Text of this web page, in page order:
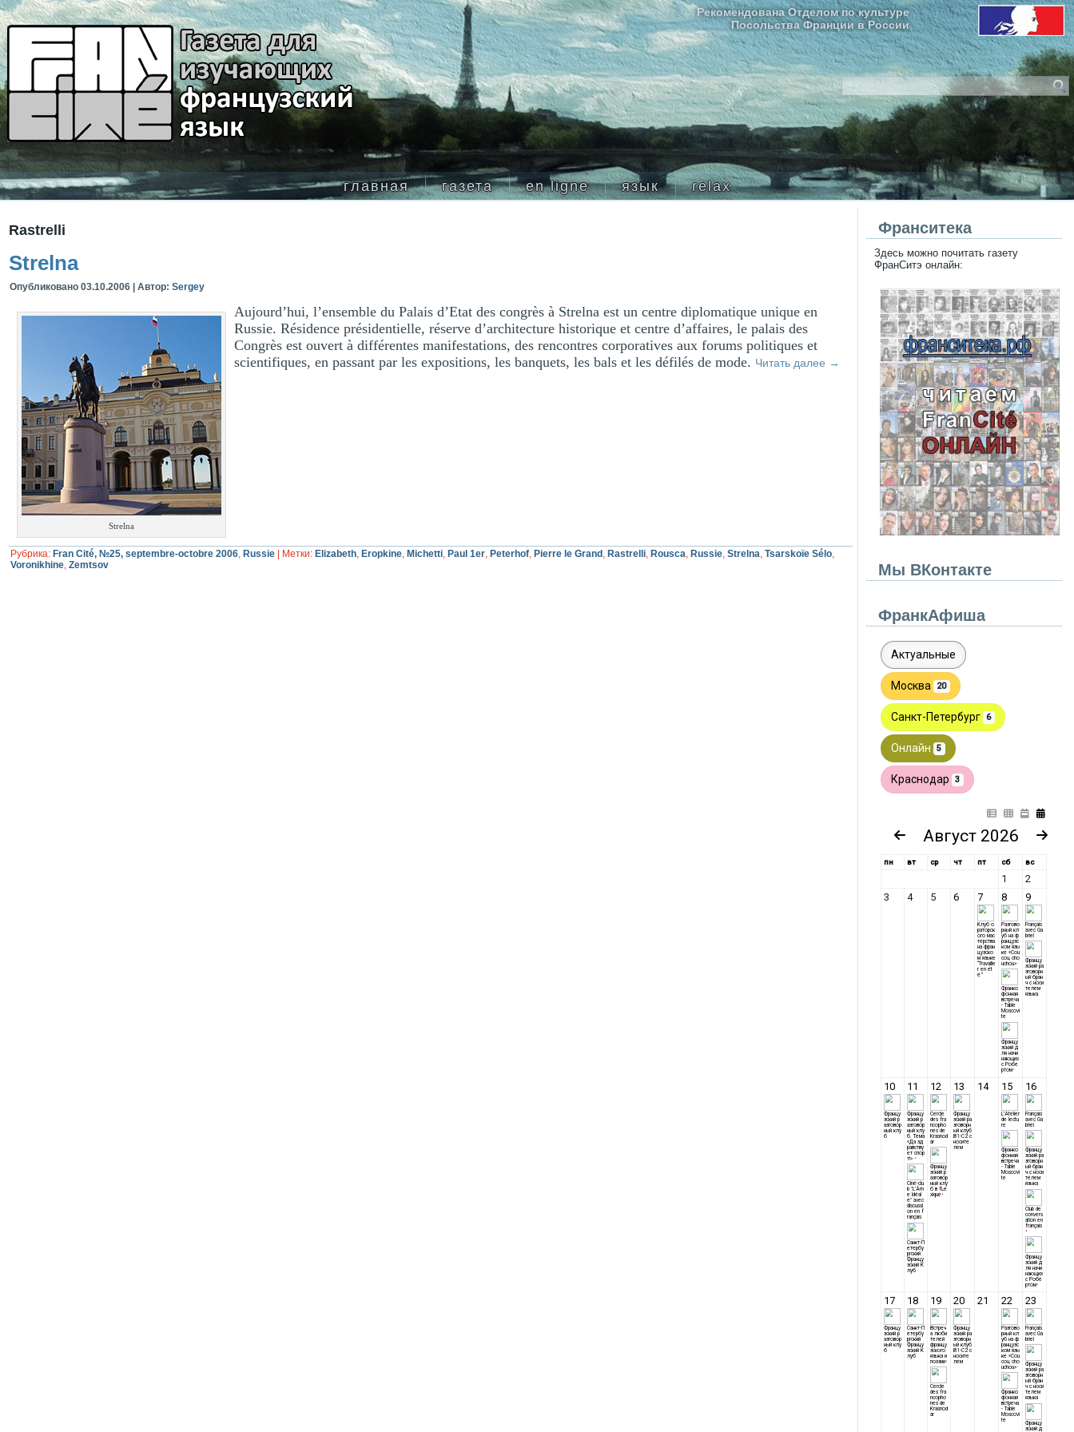
Рекомендована Отделом по культуре
Посольства Франции в России
главная газета en ligne язык relax
Rastrelli
Strelna
Опубликовано 03.10.2006 Автор: Sergey
Strelna
Aujourd’hui, l’ensemble du Palais d’Etat des congrès à Strelna est un centre diplomatique unique en
Russie. Résidence présidentielle, réserve d’architecture historique et centre d’affaires, le palais des
Congrès est ouvert à différentes manifestations, des rencontres corporatives aux forums politiques et
scientifiques, en passant par les expositions, les banquets, les bals et les défilés de mode. Читать далее →
Рубрика: Fran Cité, №25, septembre-octobre 2006, Russie Метки: Elizabeth, Eropkine, Michetti, Paul 1er, Peterhof, Pierre le Grand , Rastrelli, Rousca, Russie, Strelna, Tsarskoïe Sélo,
Voronikhine, Zemtsov
Франситека
Здесь можно почитать газету
ФранСитэ онлайн:
Мы ВКонтакте
ФранкАфиша